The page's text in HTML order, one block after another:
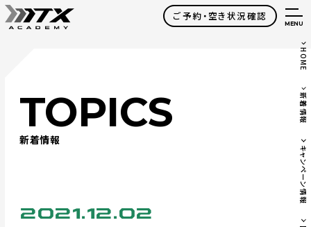
ご予約・空き状況確認
MENU
HOME
新着情報
キャンペーン情報
新着情報
TOPICS
2021.12.02